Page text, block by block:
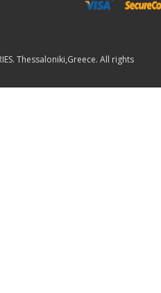
Thessaloniki,Greece. All rights